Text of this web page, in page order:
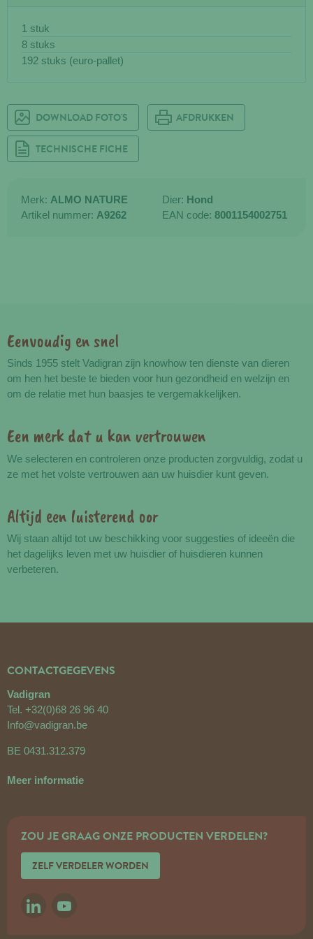
1 stuk
8 stuks
192 stuks (euro-pallet)
DOWNLOAD FOTO'S AFDRUKKEN
TECHNISCHE FICHE
Merk: ALMO NATURE
Artikel nummer: A9262
Dier: Hond
EAN code: 8001154002751
Voordelen
Eenvoudig en snel
Sinds 1955 stelt Vadigran zijn knowhow ten dienste van dieren
om hen het beste te bieden voor hun gezondheid en welzijn en
om de relatie met hun baasjes te vergemakkelijken.
Een merk dat u kan vertrouwen
We selecteren en controleren onze producten zorgvuldig, zodat u
ze met het volste vertrouwen aan uw huisdier kunt geven.
Altijd een luisterend oor
Wij staan altijd tot uw beschikking voor suggesties of ideeën die
het dagelijks leven met uw huisdier of huisdieren kunnen
verbeteren.
CONTACTGEGEVENS
Vadigran
Tel. +32(0)68 26 96 40
Info@vadigran.be
BE 0431.312.379
Meer informatie
ZOU JE GRAAG ONZE PRODUCTEN VERDELEN?
ZELF VERDELER WORDEN
LINKEDINYOUTUBE